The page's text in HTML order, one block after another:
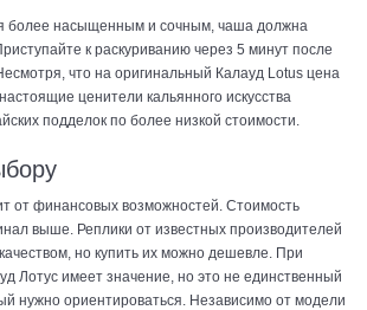
более насыщенным и сочным, чаша должна
к раскуриванию через 5 минут после
что на оригинальный Калауд Lotus цена
ценители кальянного искусства
подделок по более низкой стоимости.
от финансовых возможностей. Стоимость
выше. Реплики от известных производителей
но купить их можно дешевле. При
Лотус имеет значение, но это не единственный
нужно ориентироваться. Независимо от модели